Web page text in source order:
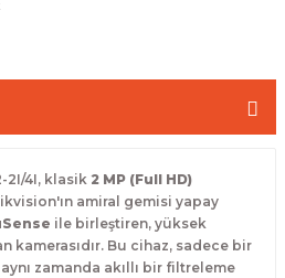
2I/4I, klasik 2 MP (Full HD)
amiral gemisi yapay
ile birleştiren, yüksek
kamerasıdır. Bu cihaz, sadece bir
zamanda akıllı bir filtreleme